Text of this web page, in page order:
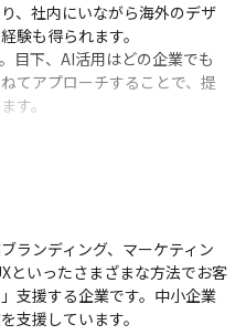
、社内にいながら海外のデザ
験も得られます。
目下、AI活用はどの企業でも
てアプローチすることで、提
す。
適応。その分創出された時間
理解や共感など、人間だから
ランディング、マーケティン
といったさまざまな方法でお客
支援する企業です。中小企業
支援しています。